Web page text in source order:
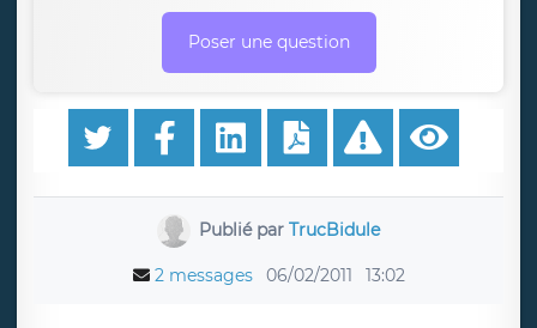
Poser une question
Publié parTrucBidule
2 messages 06/02/2011 13:02